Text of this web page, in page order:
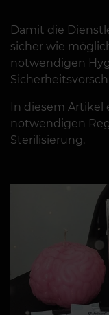
Damit die
sicher wie
notwendigen
In diesem Artikel
notwendigen
Sterilisierung.